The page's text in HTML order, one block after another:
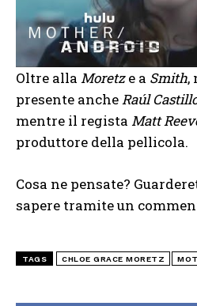
Oltre alla Moretze a Smith,
presente ancheRaúl
mentre il regista Matt
produttore della pellicola.
Cosa ne pensate?
sapere tramite un
TAGS CHLOE GRACE MORETZ